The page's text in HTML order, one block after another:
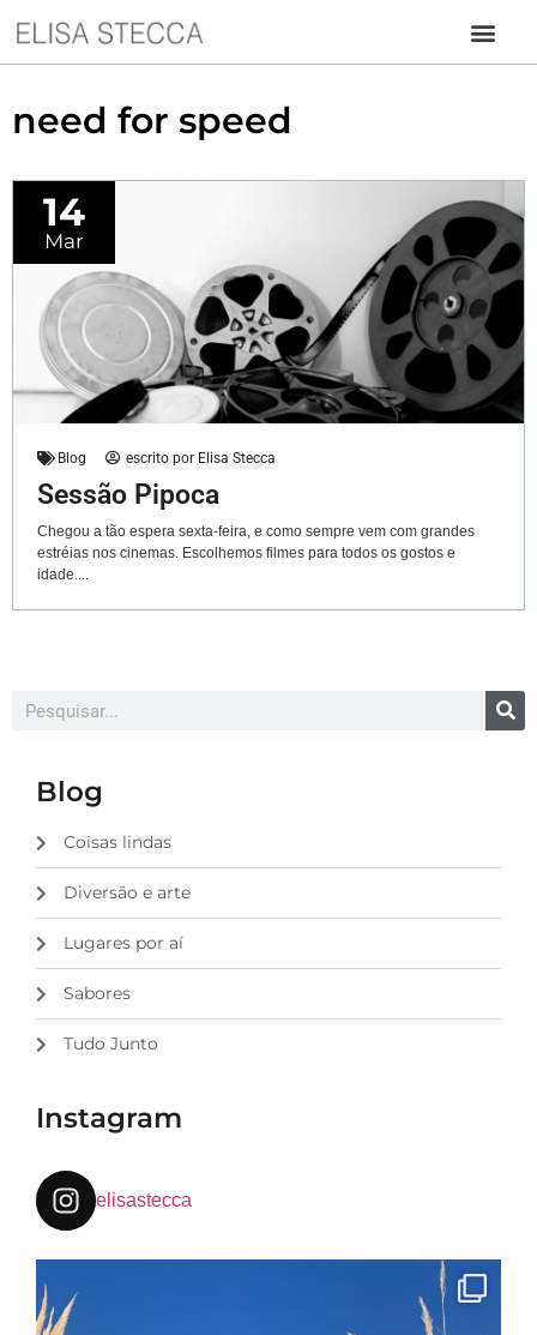
need for speed
Blog escrito por Elisa Stecca
Sessão Pipoca
Chegou a tão espera sexta-feira, e como sempre vem com grandes
estréias nos cinemas. Escolhemos filmes para todos os gostos e
idade....
14
Mar
Blog
Coisas lindas
Diversão e arte
Lugares por aí
Sabores
Tudo Junto
Instagram
elisastecca